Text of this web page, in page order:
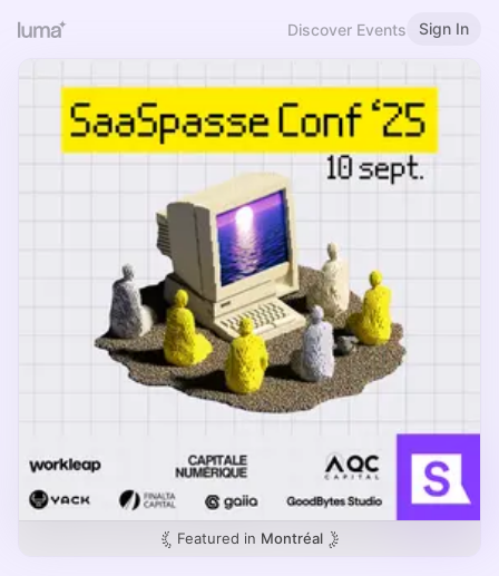
Discover Events Sign In
Featured in Montréal